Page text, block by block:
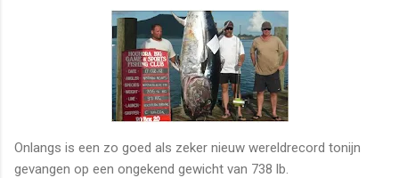
Onlangs is een zo goed als zeker nieuw wereldrecord tonijn
gevangen op een ongekend gewicht van 738 lb.